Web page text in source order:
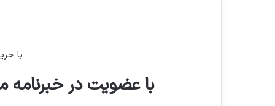
با
با عضویت در خبرنامه